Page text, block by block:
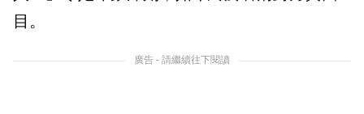
目。
廣告 - 請繼續往下閱讀